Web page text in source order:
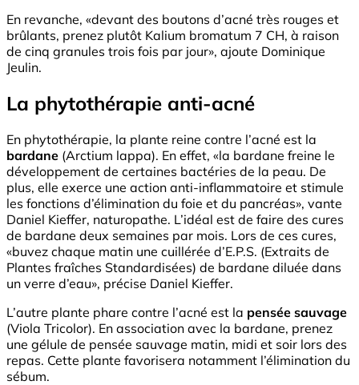
En revanche, «devant des boutons d’acné très rouges et
brûlants, prenez plutôt Kalium bromatum 7 CH, à raison
de cinq granules trois fois par jour», ajoute Dominique
Jeulin.
La phytothérapie anti-acné
En phytothérapie, la plante reine contre l’acné est la
bardane (Arctium lappa). En effet, «la bardane freine le
développement de certaines bactéries de la peau. De
plus, elle exerce une action anti-inflammatoire et stimule
les fonctions d’élimination du foie et du pancréas», vante
Daniel Kieffer, naturopathe. L’idéal est de faire des cures
de bardane deux semaines par mois. Lors de ces cures,
«buvez chaque matin une cuillérée d’E.P.S. (Extraits de
Plantes fraîches Standardisées) de bardane diluée dans
un verre d’eau», précise Daniel Kieffer.
L’autre plante phare contre l’acné est la pensée sauvage
(Viola Tricolor). En association avec la bardane, prenez
une gélule de pensée sauvage matin, midi et soir lors des
repas. Cette plante favorisera notamment l’élimination du
sébum.